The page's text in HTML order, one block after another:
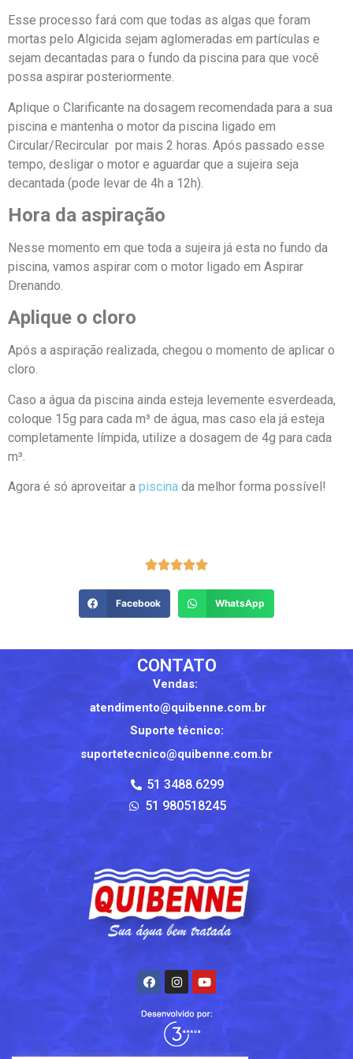
Esse processo fará com que todas as algas que foram
mortas pelo Algicida sejam aglomeradas em partículas e
sejam decantadas para o fundo da piscina para que você
possa aspirar posteriormente.
Aplique o Clarificante na dosagem recomendada para a sua
piscina e mantenha o motor da piscina ligado em
Circular/Recircular por mais 2 horas. Após passado esse
tempo, desligar o motor e aguardar que a sujeira seja
decantada (pode levar de 4h a 12h).
Hora da aspiração
Nesse momento em que toda a sujeira já esta no fundo da
piscina, vamos aspirar com o motor ligado em Aspirar
Drenando.
Aplique o cloro
Após a aspiração realizada, chegou o momento de aplicar o
cloro.
Caso a água da piscina ainda esteja levemente esverdeada,
coloque 15g para cada m³ de água, mas caso ela já esteja
completamente límpida, utilize a dosagem de 4g para cada
m³.
Agora é só aproveitar a piscina da melhor forma possível!

Facebook WhatsApp
CONTATO
Vendas:
atendimento@quibenne.com.br
Suporte técnico:
suportetecnico@quibenne.com.br
51 3488.6299
51 980518245